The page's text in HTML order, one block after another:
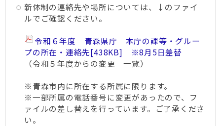
新体制の連絡先や場所については、↓のファイ
ルでご確認ください。
令和６年度 青森県庁 本庁の課等・グルー
プの所在・連絡先[438KB] ※8月5日差替
（令和５年度からの変更 一覧）
※青森市内に所在する所属に限ります。
※一部所属の電話番号に変更があったので、フ
ァイルの差し替えを行っています。ご了承くださ
い。